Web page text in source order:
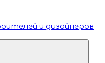
и дизайнеров